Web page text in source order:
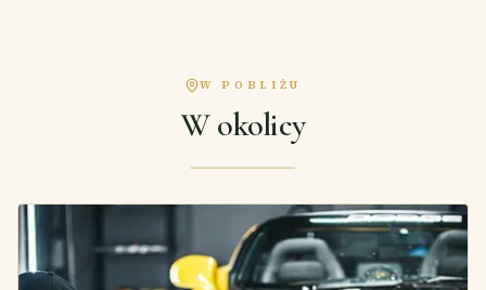
W POBLIŻU
W okolicy